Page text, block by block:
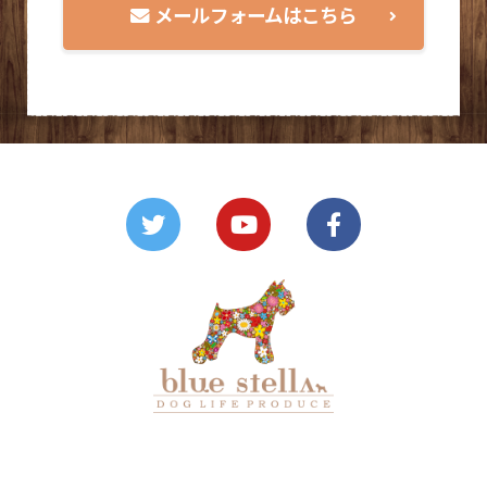
メールフォームはこちら